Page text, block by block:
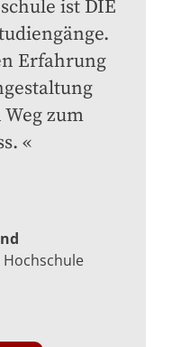
ist DIE
Erfahrung
zum